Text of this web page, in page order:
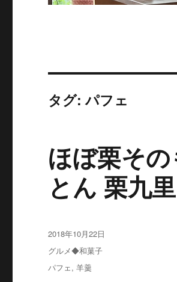
タグ: パフェ
ほぼ栗そ
とん 栗九里
投
稿
日:
2018年10月22日
カ
テ
グルメ◆和菓子
タ
パフェ,羊羹